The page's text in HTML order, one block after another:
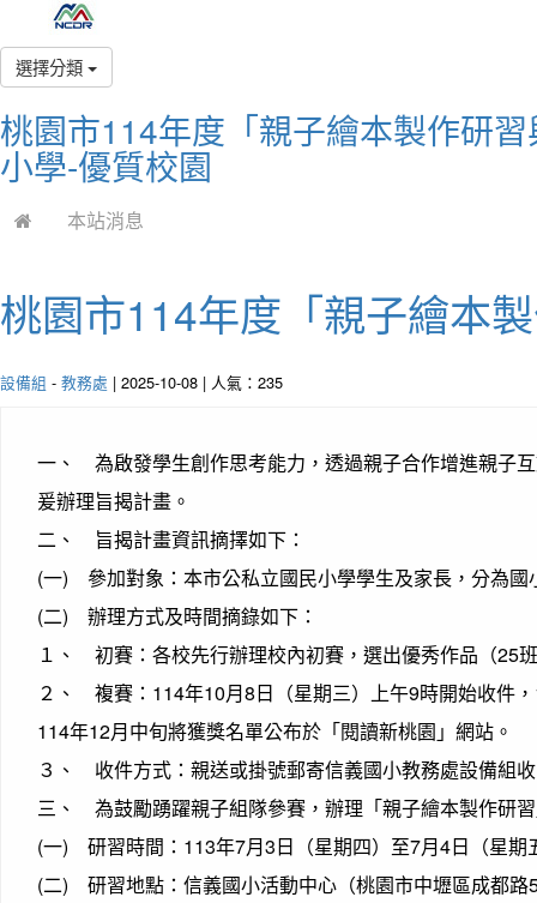
選擇分類
桃園市114年度「親子繪本製作研
小學-優質校園
本站消息
桃園市114年度「親子繪本
設備組 - 教務處 | 2025-10-08 | 人氣：235
一、 為啟發學生創作思考能力，透過親子合作增進親子
爰辦理旨揭計畫。
二、 旨揭計畫資訊摘擇如下：
(一) 參加對象：本市公私立國民小學學生及家長，分為國
(二) 辦理方式及時間摘錄如下：
１、 初賽：各校先行辦理校內初賽，選出優秀作品（25
２、 複賽：114年10月8日（星期三）上午9時開始收件
114年12月中旬將獲獎名單公布於「閱讀新桃園」網站。
３、 收件方式：親送或掛號郵寄信義國小教務處設備組
三、 為鼓勵踴躍親子組隊參賽，辦理「親子繪本製作研
(一) 研習時間：113年7月3日（星期四）至7月4日（星期
(二) 研習地點：信義國小活動中心（桃園市中壢區成都路